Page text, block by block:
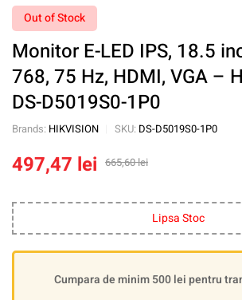
Out of Stock
Monitor E-LED IPS, 18.5
768, 75 Hz, HDMI, VGA –
DS-D5019S0-1P0
Brands: HIKVISION SKU: DS-D5019S0-1P0
665,60lei
497,47 lei
Lipsa Stoc
Cumpara de minim 500 lei pentru